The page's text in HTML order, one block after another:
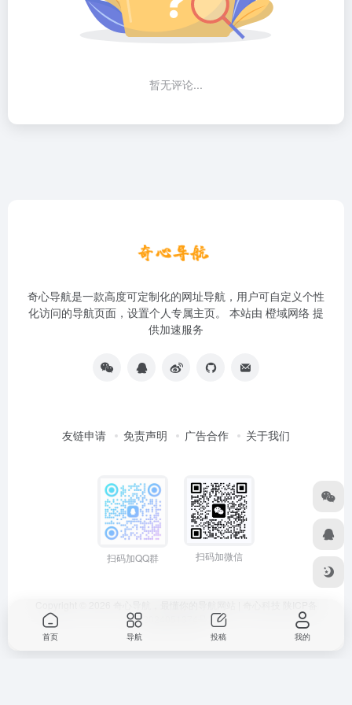
暂无评论...
奇心导航是一款高度可定制化的网址导航，用户可自定义个性
化访问的导航页面，设置个人专属主页。 本站由 橙域网络 提
供加速服务
友链申请 免责声明 广告合作 关于我们
扫码加QQ群 扫码加微信
首页 导航 投稿 我的